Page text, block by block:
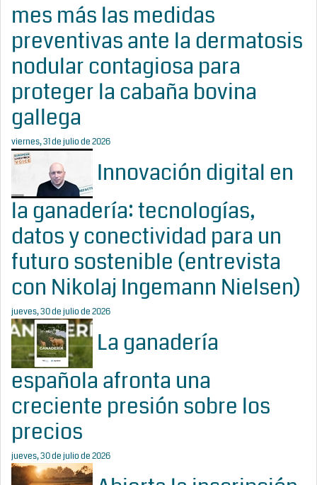
mes más las medidas
preventivas ante la dermatosis
nodular contagiosa para
proteger la cabaña bovina
gallega
viernes, 31 de julio de 2026
Innovación digital en
la ganadería: tecnologías,
datos y conectividad para un
futuro sostenible (entrevista
con Nikolaj Ingemann Nielsen)
jueves, 30 de julio de 2026
La ganadería
española afronta una
creciente presión sobre los
precios
jueves, 30 de julio de 2026